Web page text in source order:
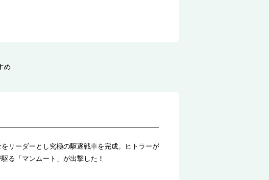
め
リーダーとし究極の駆逐戦車を完成。ヒトラーが
る「マンムート」が出撃した！